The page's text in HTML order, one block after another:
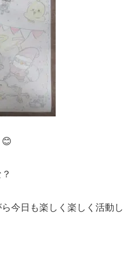
😊
今日も楽しく楽しく活動し